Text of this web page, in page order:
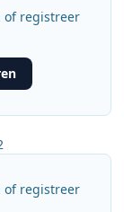
of registreer
of registreer